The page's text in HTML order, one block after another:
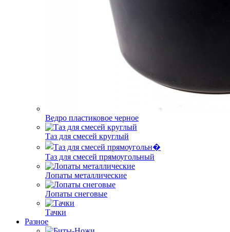
Ведро пластиковое черное
Таз для смесей круглый
Таз для смесей прямоугольный
Лопаты металлические
Лопаты снеговые
Тачки
Разное